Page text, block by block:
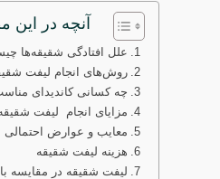
آنچه در این
علل افتادگی شقیقه‌ها
روش‌های انجام لیفت
چه کسانی کاندیدای
مزایای انجام لیفت
معایب و عوارض احتمالی
هزینه لیفت شقیقه
لیفت شقیقه در مقایسه